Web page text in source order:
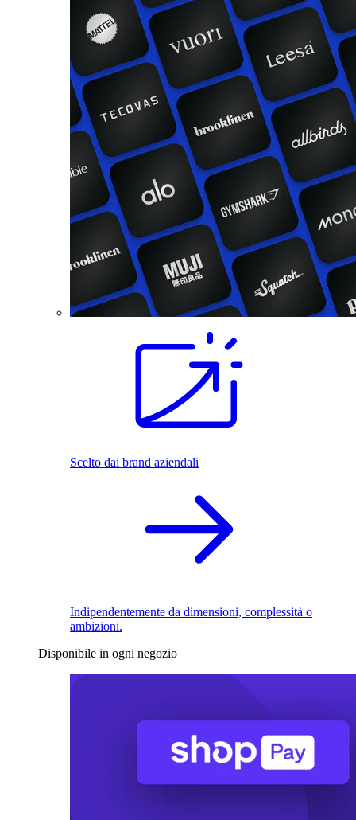
Scelto dai brand aziendali
Indipendentemente da dimensioni, complessità o
ambizioni.
Disponibile in ogni negozio